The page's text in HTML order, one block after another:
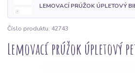
LEMOVACÍ PRÚŽOK ÚPLETOVÝ
Číslo produktu: 42743
Lemovací prúžok úpletový